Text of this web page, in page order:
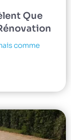
Que
comme